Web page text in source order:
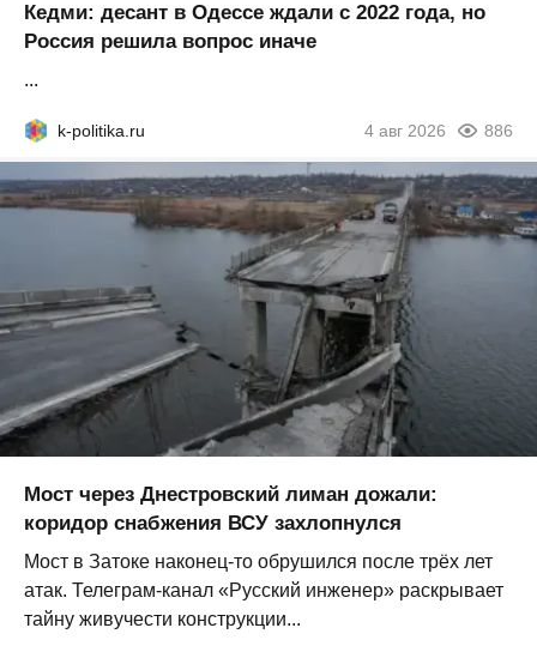
Кедми: десант в Одессе ждали с 2022 года, но
Россия решила вопрос иначе
...
k-politika.ru 4 авг 2026 886
Мост через Днестровский лиман дожали:
коридор снабжения ВСУ захлопнулся
Мост в Затоке наконец-то обрушился после трёх лет
атак. Телеграм-канал «Русский инженер» раскрывает
тайну живучести конструкции...